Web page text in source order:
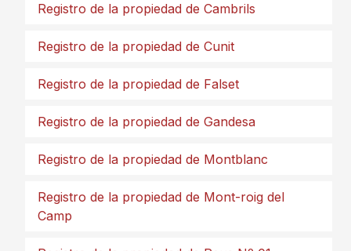
Registro de la propiedad de Cambrils
Registro de la propiedad de Cunit
Registro de la propiedad de Falset
Registro de la propiedad de Gandesa
Registro de la propiedad de Montblanc
Registro de la propiedad de Mont-roig del
Camp